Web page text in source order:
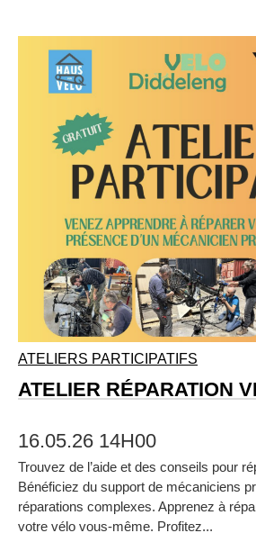
ATELIERS PARTICIPATIFS
ATELIER RÉPARATION
16.05.26 14H00
Trouvez de l’aide et des conseils pour
Bénéficiez du support de mécaniciens
réparations complexes. Apprenez à
votre vélo vous‑même. Profitez...